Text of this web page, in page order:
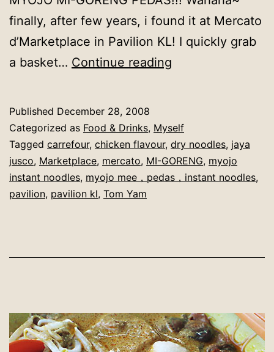
finally, after few years, i found it at Mercato
d’Marketplace in Pavilion KL! I quickly grab
a basket… Continue reading
Published December 28, 2008
Categorized as Food & Drinks, Myself
Tagged carrefour, chicken flavour, dry noodles, jaya
jusco, Marketplace, mercato, MI-GORENG, myojo
instant noodles, myojo mee，pedas，instant noodles,
pavilion, pavilion kl, Tom Yam